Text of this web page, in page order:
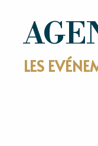
LES